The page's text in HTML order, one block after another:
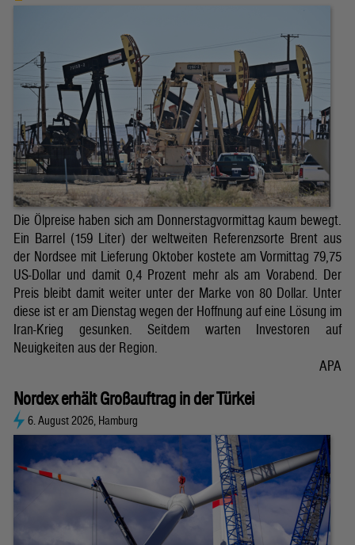
Die Ölpreise haben sich am Donnerstagvormittag kaum bewegt.
Ein Barrel (159 Liter) der weltweiten Referenzsorte Brent aus
der Nordsee mit Lieferung Oktober kostete am Vormittag 79,75
US-Dollar und damit 0,4 Prozent mehr als am Vorabend. Der
Preis bleibt damit weiter unter der Marke von 80 Dollar. Unter
diese ist er am Dienstag wegen der Hoffnung auf eine Lösung im
Iran-Krieg gesunken. Seitdem warten Investoren auf
Neuigkeiten aus der Region.
APA
Nordex erhält Großauftrag in der Türkei
6. August 2026, Hamburg